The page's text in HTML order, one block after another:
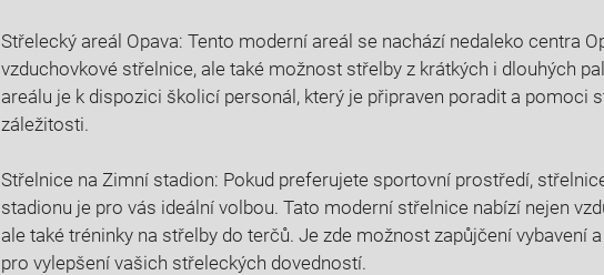
Střelecký areál Opava: Tento moderní areál se nachází nedaleko centra
vzduchovkové střelnice, ale také možnost střelby z krátkých i dlouhých
areálu je k dispozici školicí personál, který je připraven poradit a pomoci
záležitosti.
Střelnice na Zimní stadion: Pokud preferujete sportovní prostředí,
stadionu je pro vás ideální volbou. Tato moderní střelnice nabízí nejen
ale také tréninky na střelby do terčů. Je zde možnost zapůjčení vybavení
pro vylepšení vašich střeleckých dovedností.